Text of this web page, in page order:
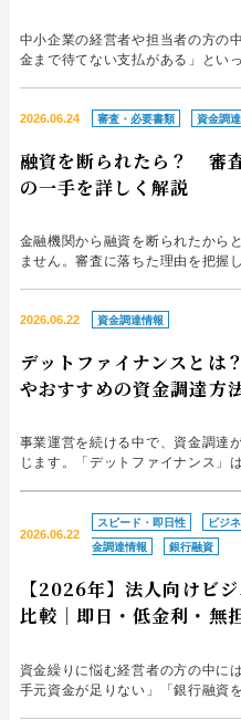
中小企業の経営者や担当者の方の
金まで待てない支払がある」とい
達方法である銀行融資は審査に時
2026.06.24 審査・必要書類 資金調
融資を断られたら？ 審
の一手を詳しく解説
金融機関から融資を断られたから
ません。審査に落ちた理由を把握
の対応手順や審査に落ちる主な理
2026.06.22 資金調達情報
デットファイナンスとは
やおすすめの資金調達方
事業運営を続ける中で、資金調達
じます。「デットファイナンス」
しょう。 本記事では、デットフ
リット、エクイティファイナンス
2026.06.22
スピード・即日性 ビジ
金調達情報
銀行融資
【2026年】法人向けビ
比較｜即日・低金利・無
資金繰りに悩む経営者の方の中に
手元資金が足りない」「銀行融資